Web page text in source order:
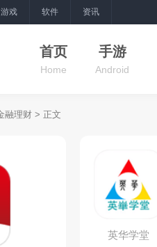
游戏 软件 资讯
首页
Home
手游
Android
融理财 > 正文
英华学堂